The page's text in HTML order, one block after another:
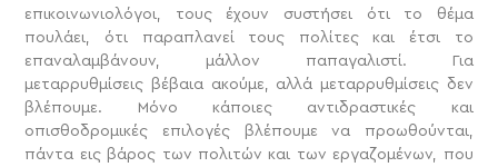
επικοινωνιολόγοι, τους έχουν συστήσει ότι το θέμα
πουλάει, ότι παραπλανεί τους πολίτες και έτσι το
επαναλαμβάνουν, μάλλον παπαγαλιστί. Για
μεταρρυθμίσεις βέβαια ακούμε, αλλά μεταρρυθμίσεις δεν
βλέπουμε. Μόνο κάποιες αντιδραστικές και
οπισθοδρομικές επιλογές βλέπουμε να προωθούνται,
πάντα εις βάρος των πολιτών και των εργαζομένων, που